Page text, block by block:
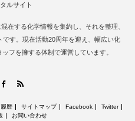
ルサイト
在する化学情報を集約し、それを整理、
す。現在活動20周年を迎え、幅広い化
フを擁する体制で運営しています。
Facebook
歴 サイトマップ Facebook
Twitter
お問い合わせ